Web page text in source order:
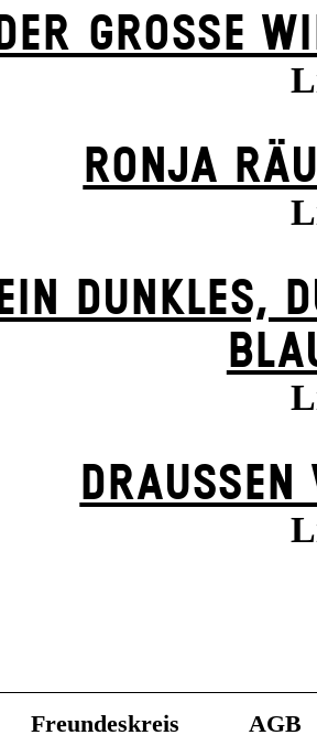
DER GROSSE
RONJA
EIN DUNK­LES,
DRAUSSEN
Freundeskreis AGB